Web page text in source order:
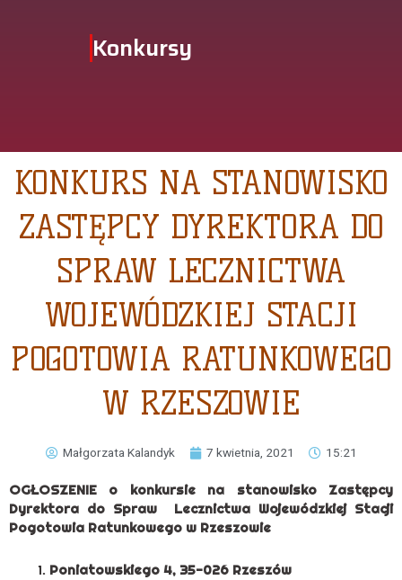
Konkursy
KONKURS NA STANOWISKO
ZASTĘPCY DYREKTORA DO
SPRAW LECZNICTWA
WOJEWÓDZKIEJ STACJI
POGOTOWIA RATUNKOWEGO
W RZESZOWIE
Małgorzata Kalandyk 7 kwietnia, 2021 15:21
OGŁOSZENIE o konkursie na stanowisko Zastępcy
Dyrektora do Spraw Lecznictwa Wojewódzkiej Stacji
Pogotowia Ratunkowego w Rzeszowie
Poniatowskiego 4, 35-026 Rzeszów